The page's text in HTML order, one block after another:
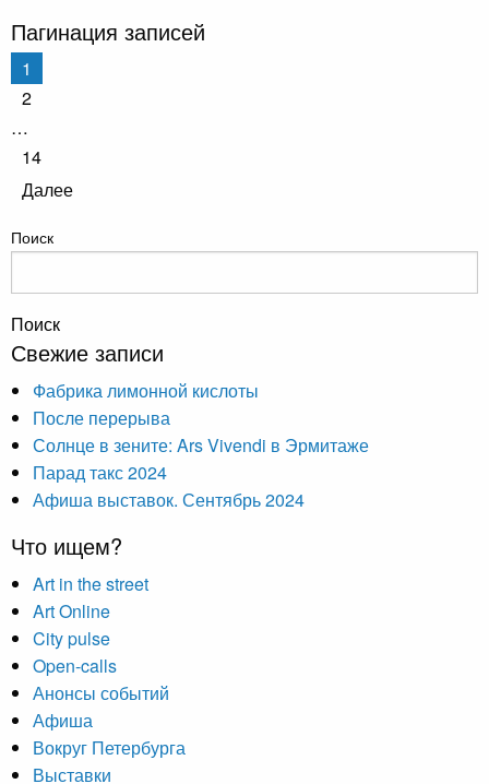
Пагинация записей
1
2
…
14
Далее
Поиск
Поиск
Свежие записи
Фабрика лимонной кислоты
После перерыва
Солнце в зените: Ars Vivendi в Эрмитаже
Парад такс 2024
Афиша выставок. Сентябрь 2024
Что ищем?
Art in the street
Art Online
City pulse
Open-calls
Анонсы событий
Афиша
Вокруг Петербурга
Выставки